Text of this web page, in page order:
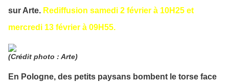
sur Arte. Rediffusion samedi 2 février à 10H25 et
mercredi 13 février à 09H55.
(Crédit photo : Arte)
En Pologne, des petits paysans bombent le torse face